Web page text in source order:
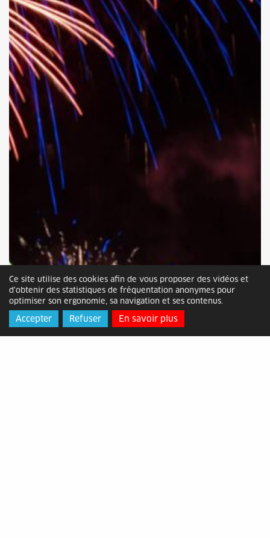
Ce site utilise des cookies afin de vous proposer des vidéos et
d'obtenir des statistiques de fréquentation anonymes pour
optimiser son ergonomie, sa navigation et ses contenus.
Accepter Refuser En savoir plus